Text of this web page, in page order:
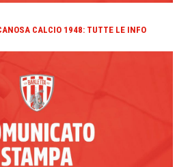
CALCIO 1948: TUTTE LE INFO